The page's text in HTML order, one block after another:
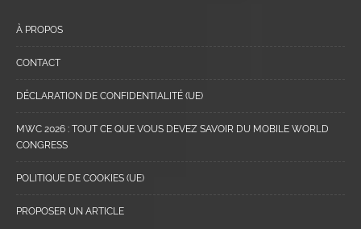
À PROPOS
CONTACT
DÉCLARATION DE CONFIDENTIALITÉ (UE)
MWC 2026 : TOUT CE QUE VOUS DEVEZ SAVOIR DU MOBILE WORLD
CONGRESS
POLITIQUE DE COOKIES (UE)
PROPOSER UN ARTICLE